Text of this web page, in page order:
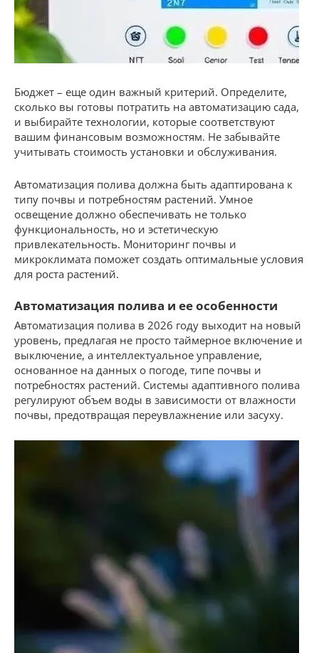
Бюджет – еще один важный критерий. Определите,
сколько вы готовы потратить на автоматизацию сада,
и выбирайте технологии, которые соответствуют
вашим финансовым возможностям. Не забывайте
учитывать стоимость установки и обслуживания.
Автоматизация полива должна быть адаптирована к
типу почвы и потребностям растений. Умное
освещение должно обеспечивать не только
функциональность, но и эстетическую
привлекательность. Мониторинг почвы и
микроклимата поможет создать оптимальные условия
для роста растений.
Автоматизация полива и ее особенности
Автоматизация полива в 2026 году выходит на новый
уровень, предлагая не просто таймерное включение и
выключение, а интеллектуальное управление,
основанное на данных о погоде, типе почвы и
потребностях растений. Системы адаптивного полива
регулируют объем воды в зависимости от влажности
почвы, предотвращая переувлажнение или засуху.